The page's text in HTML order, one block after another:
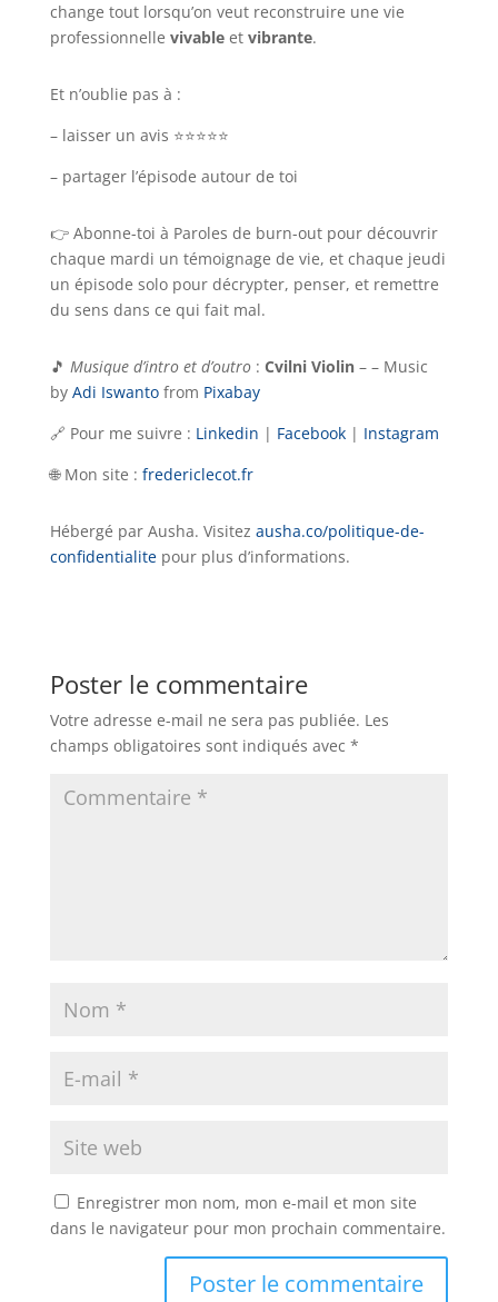
change tout lorsqu’on veut reconstruire une vie
professionnelle vivableet vibrante.
Et n’oublie pas à :
– laisser un avis ⭐⭐⭐⭐⭐
– partager l’épisode autour de toi
👉 Abonne-toi à Paroles de burn-out pour découvrir
chaque mardi un témoignage de vie, et chaque jeudi
un épisode solo pour décrypter, penser, et remettre
du sens dans ce qui fait mal.
🎵 Musique d’intro et d’outro: Cvilni Violin– – Music
by Adi Iswanto from Pixabay
🔗 Pour me suivre : Linkedin | Facebook | Instagram
🌐 Mon site : fredericlecot.fr
Hébergé par Ausha. Visitez ausha.co/politique-de-
confidentialitepour plus d’informations.
Poster le commentaire
Votre adresse e-mail ne sera pas publiée. Les
champs obligatoires sont indiqués avec *
Enregistrer mon nom, mon e-mail et mon site
dans le navigateur pour mon prochain commentaire.